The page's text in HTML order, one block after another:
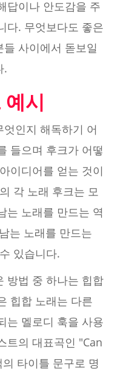
답이나 안도감을 주
다. 무엇보다도 좋은
사이에서 돋보일
.
시
인지 해독하기 어
들으며 후크가 어떻
이디어를 얻는 것이
각 노래 후크는 모
는 노래를 만드는 역
는 노래를 만드는
있습니다.
방법 중 하나는 힙합
힙합 노래는 다른
는 멜로디 훅을 사용
트의 대표곡인 "Can
타이틀 문구로 명